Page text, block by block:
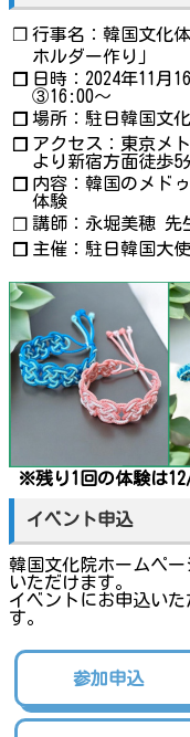
❐ 行事名：韓国文化
ホルダー作り」
❐ 日時：2024年11
③16:00～
❐ 場所：駐日韓国文
❐ アクセス：東京メ
より新宿方面徒歩5
❐ 内容：韓国のメド
体験
❐ 講師：永堀美穂 先
❐ 主催：駐日韓国大
※残り1回の体験は
イベント申込
韓国文化院ホームペ
いただけます。
イベントにお申込い
す。
参加申込